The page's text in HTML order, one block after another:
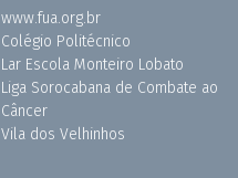
www.fua.org.br
Colégio Politécnico
Lar Escola Monteiro Lobato
Liga Sorocabana de Combate ao
Câncer
Vila dos Velhinhos